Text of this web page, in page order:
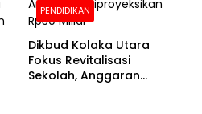
PENDIDIKAN
Dikbud Kolaka Utara
Fokus Revitalisasi
Sekolah, Anggaran